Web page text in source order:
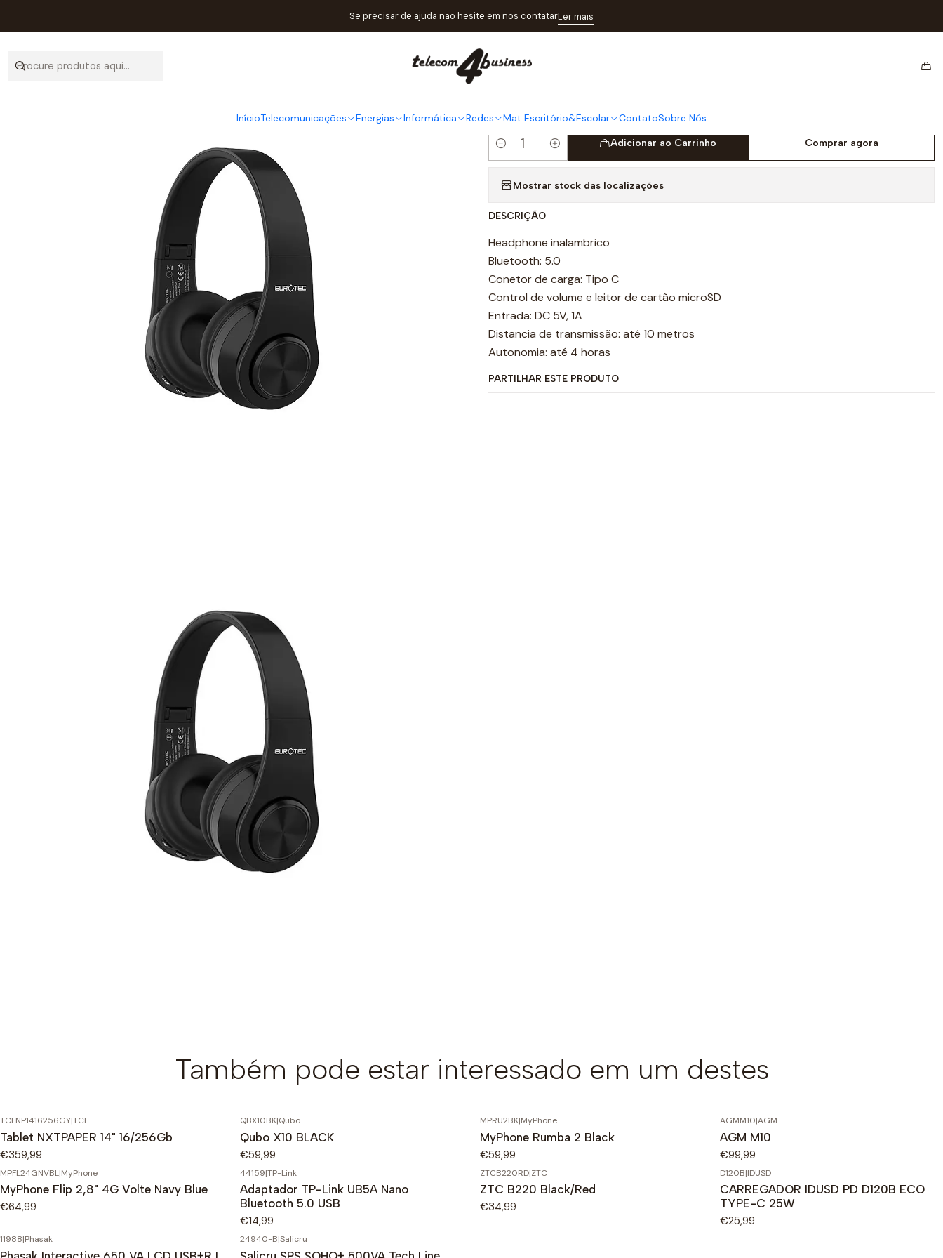
InícioTelecomunicações Energias Informática Redes Mat Escritório&Escolar ContatoSobre Nós
Se precisar de ajuda não hesite em nos contatarLer mais
Telecomunicações Acessórios Audio Headphone Inalambrico Eurotec CDHP1.24 BK
|Headphone Inalambrico Eurotec
Quantidade
Adicionar ao Carrinho Comprar agora
Mostrar stock das localizações
DESCRIÇÃO
Headphone inalambrico
Bluetooth: 5.0
Conetor de carga: Tipo C
Control de volume e leitor de cartão microSD
Entrada: DC 5V, 1A
Distancia de transmissão: até 10 metros
Autonomia: até 4 horas
PARTILHAR ESTE PRODUTO
Também pode estar interessado em um destes
TCLNP1416256GY|TCL
Tablet NXTPAPER 14" 16/256Gb
€359,99
QBX10BK|Qubo
Qubo X10 BLACK
€59,99
MPRU2BK|MyPhone
MyPhone Rumba 2 Black
€59,99
AGMM10|AGM
AGM M10
€99,99
MPFL24GNVBL|MyPhone
MyPhone Flip 2,8" 4G Volte Navy Blue
€64,99
44159|TP-Link
Adaptador TP-Link UB5A Nano
Bluetooth 5.0 USB
€14,99
ZTCB220RD|ZTC
ZTC B220 Black/Red
€34,99
D120B|IDUSD
CARREGADOR IDUSD PD D120B ECO
TYPE-C 25W
€25,99
11988|Phasak 24940-B|Salicru